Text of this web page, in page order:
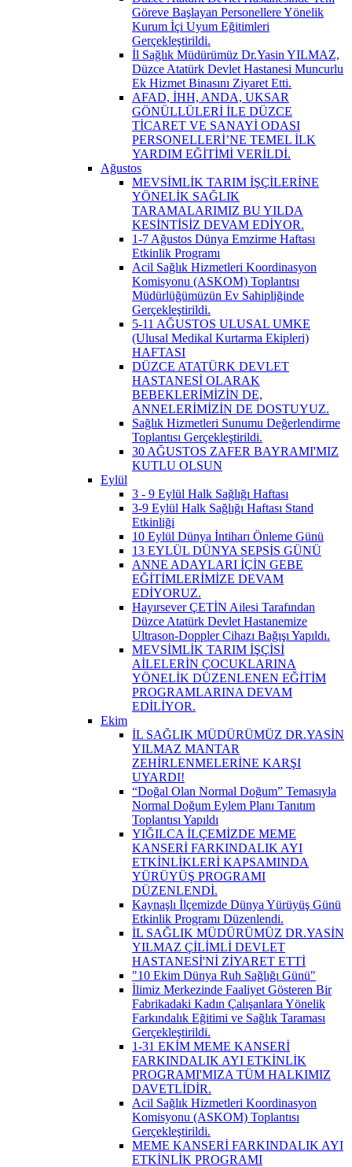
Göreve Başlayan Personellere Yönelik
Kurum İçi Uyum Eğitimleri
Gerçekleştirildi.
İl Sağlık Müdürümüz Dr.Yasin YILMAZ,
Düzce Atatürk Devlet Hastanesi Muncurlu
Ek Hizmet Binasını Ziyaret Etti.
AFAD, İHH, ANDA, UKSAR
GÖNÜLLÜLERİ İLE DÜZCE
TİCARET VE SANAYİ ODASI
PERSONELLERİ’NE TEMEL İLK
YARDIM EĞİTİMİ VERİLDİ.
Ağustos
MEVSİMLİK TARIM İŞÇİLERİNE
YÖNELİK SAĞLIK
TARAMALARIMIZ BU YILDA
KESİNTİSİZ DEVAM EDİYOR.
1-7 Ağustos Dünya Emzirme Haftası
Etkinlik Programı
Acil Sağlık Hizmetleri Koordinasyon
Komisyonu (ASKOM) Toplantısı
Müdürlüğümüzün Ev Sahipliğinde
Gerçekleştirildi.
5-11 AĞUSTOS ULUSAL UMKE
(Ulusal Medikal Kurtarma Ekipleri)
HAFTASI
DÜZCE ATATÜRK DEVLET
HASTANESİ OLARAK
BEBEKLERİMİZİN DE,
ANNELERİMİZİN DE DOSTUYUZ.
Sağlık Hizmetleri Sunumu Değerlendirme
Toplantısı Gerçekleştirildi.
30 AĞUSTOS ZAFER BAYRAMI'MIZ
KUTLU OLSUN
Eylül
3 - 9 Eylül Halk Sağlığı Haftası
3-9 Eylül Halk Sağlığı Haftası Stand
Etkinliği
10 Eylül Dünya İntiharı Önleme Günü
13 EYLÜL DÜNYA SEPSİS GÜNÜ
ANNE ADAYLARI İÇİN GEBE
EĞİTİMLERİMİZE DEVAM
EDİYORUZ.
Hayırsever ÇETİN Ailesi Tarafından
Düzce Atatürk Devlet Hastanemize
Ultrason-Doppler Cihazı Bağışı Yapıldı.
MEVSİMLİK TARIM İŞÇİSİ
AİLELERİN ÇOCUKLARINA
YÖNELİK DÜZENLENEN EĞİTİM
PROGRAMLARINA DEVAM
EDİLİYOR.
Ekim
İL SAĞLIK MÜDÜRÜMÜZ DR.YASİN
YILMAZ MANTAR
ZEHİRLENMELERİNE KARŞI
UYARDI!
“Doğal Olan Normal Doğum” Temasıyla
Normal Doğum Eylem Planı Tanıtım
Toplantısı Yapıldı
YIĞILCA İLÇEMİZDE MEME
KANSERİ FARKINDALIK AYI
ETKİNLİKLERİ KAPSAMINDA
YÜRÜYÜŞ PROGRAMI
DÜZENLENDİ.
Kaynaşlı İlçemizde Dünya Yürüyüş Günü
Etkinlik Programı Düzenlendi.
İL SAĞLIK MÜDÜRÜMÜZ DR.YASİN
YILMAZ ÇİLİMLİ DEVLET
HASTANESİ'Nİ ZİYARET ETTİ
"10 Ekim Dünya Ruh Sağlığı Günü"
İlimiz Merkezinde Faaliyet Gösteren Bir
Fabrikadaki Kadın Çalışanlara Yönelik
Farkındalık Eğitimi ve Sağlık Taraması
Gerçekleştirildi.
1-31 EKİM MEME KANSERİ
FARKINDALIK AYI ETKİNLİK
PROGRAMI'MIZA TÜM HALKIMIZ
DAVETLİDİR.
Acil Sağlık Hizmetleri Koordinasyon
Komisyonu (ASKOM) Toplantısı
Gerçekleştirildi.
MEME KANSERİ FARKINDALIK AYI
ETKİNLİK PROGRAMI